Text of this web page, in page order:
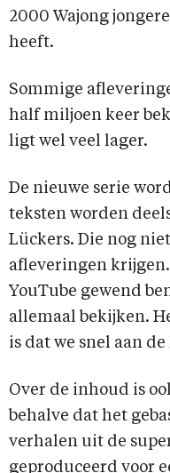
2000 Wajong
heeft.
Sommige
half miljoen keer
ligt wel veel lager.
De nieuwe serie
teksten worden
Lückers. Die nog
afleveringen krijgen.
YouTube gewend
allemaal bekijken.
is dat we snel aan
Over de inhoud is
behalve dat het
verhalen uit de
geproduceerd voor